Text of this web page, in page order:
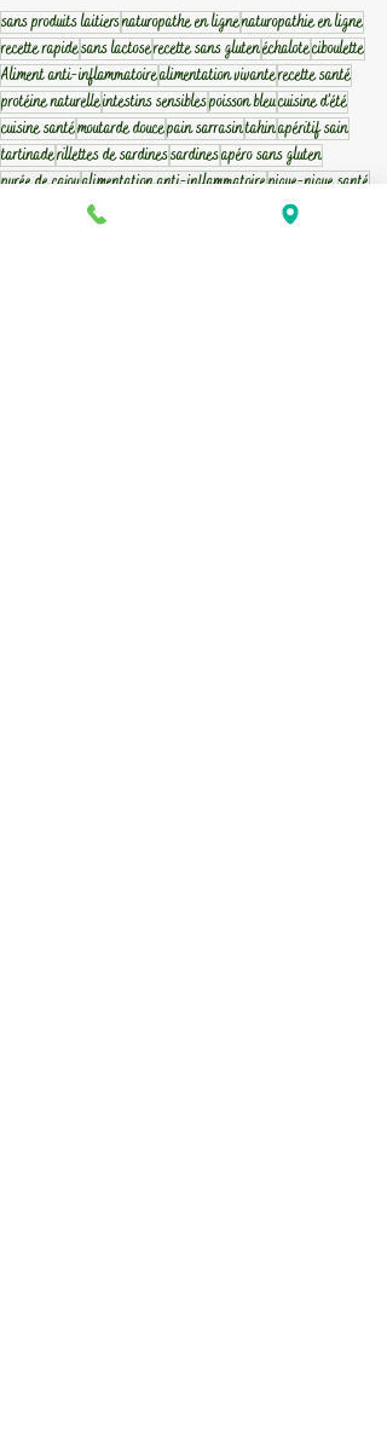
sans produits laitiersnaturopathe en lignenaturopathie en ligne
recette rapidesans lactoserecette sans glutenéchaloteciboulette
Aliment anti-inflammatoirealimentation vivanterecette santé
protéine naturelleintestins sensiblespoisson bleucuisine d’été
cuisine santémoutarde doucepain sarrasintahinapéritif sain
tartinaderillettes de sardinessardinesapéro sans gluten
purée de cajoualimentation anti-inflammatoirepique-nique santé
oméga-3